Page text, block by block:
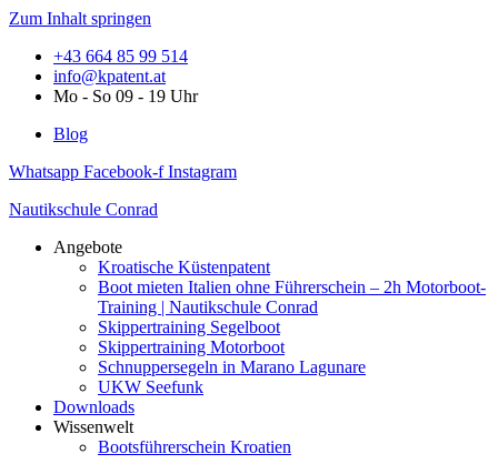
Zum Inhalt springen
+43 664 85 99 514
info@kpatent.at
Mo - So 09 - 19 Uhr
Blog
Whatsapp Facebook-f Instagram
Nautikschule Conrad
Angebote
Kroatische Küstenpatent
Boot mieten Italien ohne Führerschein – 2h Motorboot-
Training | Nautikschule Conrad
Skippertraining Segelboot
Skippertraining Motorboot
Schnuppersegeln in Marano Lagunare
UKW Seefunk
Downloads
Wissenwelt
Bootsführerschein Kroatien